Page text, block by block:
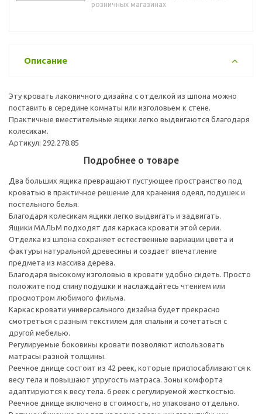
розничных магазинах
Описание
Эту кровать лаконичного дизайна с отделкой из шпона можно
поставить в середине комнаты или изголовьем к стене.
Практичные вместительные ящики легко выдвигаются благодаря
колесикам.
Артикул: 292.278.85
Подробнее о товаре
Два больших ящика превращают пустующее пространство под
кроватью в практичное решение для хранения одеял, подушек и
постельного белья.
Благодаря колесикам ящики легко выдвигать и задвигать.
Ящики МАЛЬМ подходят для каркаса кровати этой серии.
Отделка из шпона сохраняет естественные вариации цвета и
фактуры натуральной древесины и создает впечатление
предмета из массива дерева.
Благодаря высокому изголовью в кровати удобно сидеть. Просто
положите под спину подушки и наслаждайтесь чтением или
просмотром любимого фильма.
Каркас кровати универсального дизайна будет прекрасно
смотреться с разным текстилем для спальни и сочетаться с
другой мебелью.
Регулируемые боковины кровати позволяют использовать
матрасы разной толщины.
Реечное днище состоит из 42 реек, которые приспосабливаются к
весу тела и повышают упругость матраса. Зоны комфорта
адаптируются к весу тела. 6 реек с регулируемой жесткостью.
Реечное днище включено в стоимость, но упаковано отдельно.